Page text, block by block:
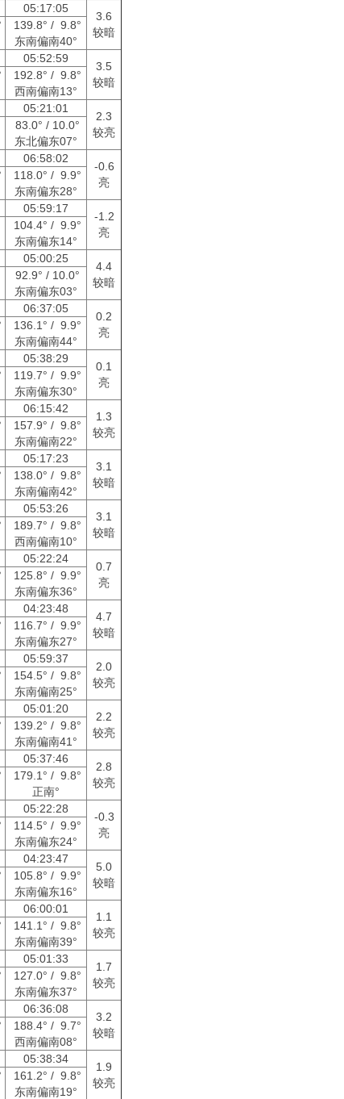
05:17:05
3.6
较暗
139.8° / 9.8°
东南偏南40°
05:52:59
3.5
较暗
192.8° / 9.8°
西南偏南13°
05:21:01
2.3
较亮
83.0° / 10.0°
东北偏东07°
06:58:02
-0.6
亮
118.0° / 9.9°
东南偏东28°
05:59:17
-1.2
亮
104.4° / 9.9°
东南偏东14°
05:00:25
4.4
较暗
92.9° / 10.0°
东南偏东03°
06:37:05
0.2
亮
136.1° / 9.9°
东南偏南44°
05:38:29
0.1
亮
119.7° / 9.9°
东南偏东30°
06:15:42
1.3
较亮
157.9° / 9.8°
东南偏南22°
05:17:23
3.1
较暗
138.0° / 9.8°
东南偏南42°
05:53:26
3.1
较暗
189.7° / 9.8°
西南偏南10°
05:22:24
0.7
亮
125.8° / 9.9°
东南偏东36°
04:23:48
4.7
较暗
116.7° / 9.9°
东南偏东27°
05:59:37
2.0
较亮
154.5° / 9.8°
东南偏南25°
05:01:20
2.2
较亮
139.2° / 9.8°
东南偏南41°
05:37:46
2.8
较亮
179.1° / 9.8°
正南°
05:22:28
-0.3
亮
114.5° / 9.9°
东南偏东24°
04:23:47
5.0
较暗
105.8° / 9.9°
东南偏东16°
06:00:01
1.1
较亮
141.1° / 9.8°
东南偏南39°
05:01:33
1.7
较亮
127.0° / 9.8°
东南偏东37°
06:36:08
3.2
较暗
188.4° / 9.7°
西南偏南08°
05:38:34
1.9
较亮
161.2° / 9.8°
东南偏南19°